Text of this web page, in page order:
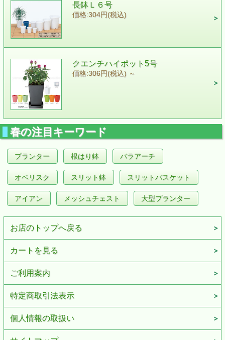
長鉢Ｌ６号
価格:304円(税込)
クエンチハイポット5号
価格:306円(税込) ～
春の注目キーワード
プランター 根はり鉢 バラアーチ
オベリスク スリット鉢 スリットバスケット
アイアン メッシュチェスト 大型プランター
お店のトップへ戻る
カートを見る
ご利用案内
特定商取引法表示
個人情報の取扱い